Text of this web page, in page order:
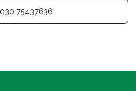
030 75437636